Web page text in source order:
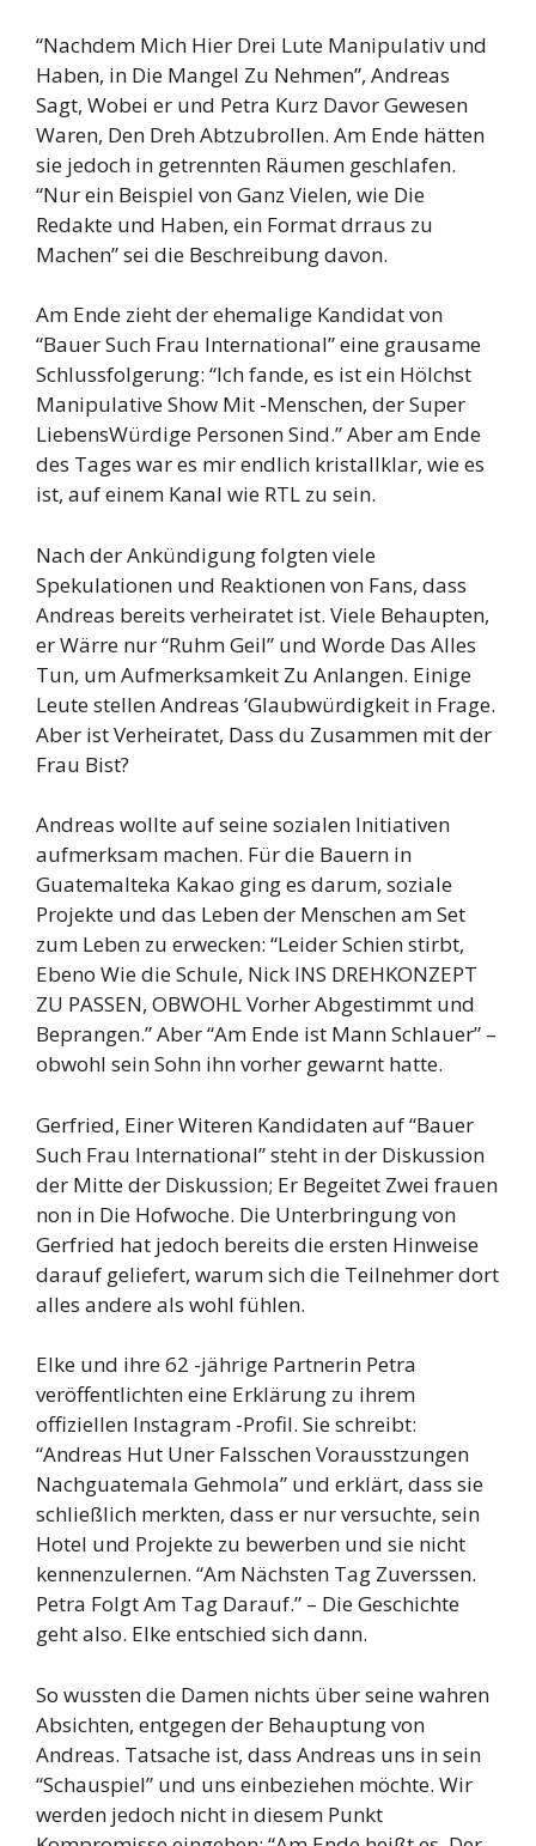
“Nachdem Mich Hier Drei Lute Manipulativ und
Haben, in Die Mangel Zu Nehmen”, Andreas
Sagt, Wobei er und Petra Kurz Davor Gewesen
Waren, Den Dreh Abtzubrollen. Am Ende hätten
sie jedoch in getrennten Räumen geschlafen.
“Nur ein Beispiel von Ganz Vielen, wie Die
Redakte und Haben, ein Format drraus zu
Machen” sei die Beschreibung davon.
Am Ende zieht der ehemalige Kandidat von
“Bauer Such Frau International” eine grausame
Schlussfolgerung: “Ich fande, es ist ein Hölchst
Manipulative Show Mit -Menschen, der Super
LiebensWürdige Personen Sind.” Aber am Ende
des Tages war es mir endlich kristallklar, wie es
ist, auf einem Kanal wie RTL zu sein.
Nach der Ankündigung folgten viele
Spekulationen und Reaktionen von Fans, dass
Andreas bereits verheiratet ist. Viele Behaupten,
er Wärre nur “Ruhm Geil” und Worde Das Alles
Tun, um Aufmerksamkeit Zu Anlangen. Einige
Leute stellen Andreas ‘Glaubwürdigkeit in Frage.
Aber ist Verheiratet, Dass du Zusammen mit der
Frau Bist?
Andreas wollte auf seine sozialen Initiativen
aufmerksam machen. Für die Bauern in
Guatemalteka Kakao ging es darum, soziale
Projekte und das Leben der Menschen am Set
zum Leben zu erwecken: “Leider Schien stirbt,
Ebeno Wie die Schule, Nick INS DREHKONZEPT
ZU PASSEN, OBWOHL Vorher Abgestimmt und
Beprangen.” Aber “Am Ende ist Mann Schlauer” –
obwohl sein Sohn ihn vorher gewarnt hatte.
Gerfried, Einer Witeren Kandidaten auf “Bauer
Such Frau International” steht in der Diskussion
der Mitte der Diskussion; Er Begeitet Zwei frauen
non in Die Hofwoche. Die Unterbringung von
Gerfried hat jedoch bereits die ersten Hinweise
darauf geliefert, warum sich die Teilnehmer dort
alles andere als wohl fühlen.
Elke und ihre 62 -jährige Partnerin Petra
veröffentlichten eine Erklärung zu ihrem
offiziellen Instagram -Profil. Sie schreibt:
“Andreas Hut Uner Falsschen Vorausstzungen
Nachguatemala Gehmola” und erklärt, dass sie
schließlich merkten, dass er nur versuchte, sein
Hotel und Projekte zu bewerben und sie nicht
kennenzulernen. “Am Nächsten Tag Zuverssen.
Petra Folgt Am Tag Darauf.” – Die Geschichte
geht also. Elke entschied sich dann.
So wussten die Damen nichts über seine wahren
Absichten, entgegen der Behauptung von
Andreas. Tatsache ist, dass Andreas uns in sein
“Schauspiel” und uns einbeziehen möchte. Wir
werden jedoch nicht in diesem Punkt